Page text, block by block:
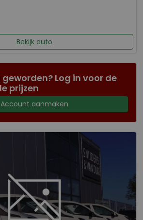
Bekijk auto
Log in voor de
prijzen
Account aanmaken